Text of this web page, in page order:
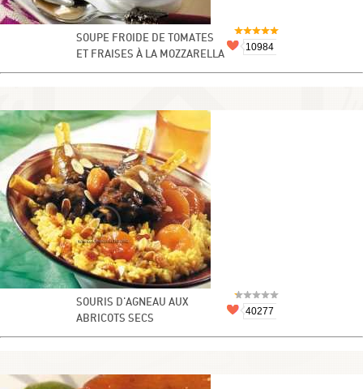
SOUPE FROIDE DE TOMATES
ET FRAISES À LA MOZZARELLA
10984
SOURIS D'AGNEAU AUX
ABRICOTS SECS
40277